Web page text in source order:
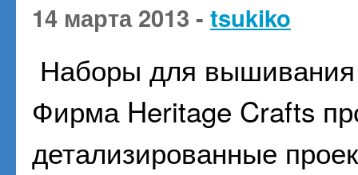
14 марта 2013 - tsukiko
Наборы для
Фирма Heritage Crafts
детализированные